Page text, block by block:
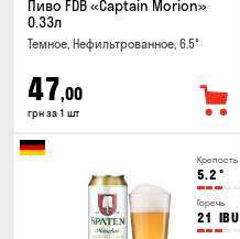
Пиво FDB «Captain Morion»
0.33л
Темное, Нефильтрованное, 6.5°
47,00
грн за 1 шт
Крепость
5.2 °
Горечь
21 IBU